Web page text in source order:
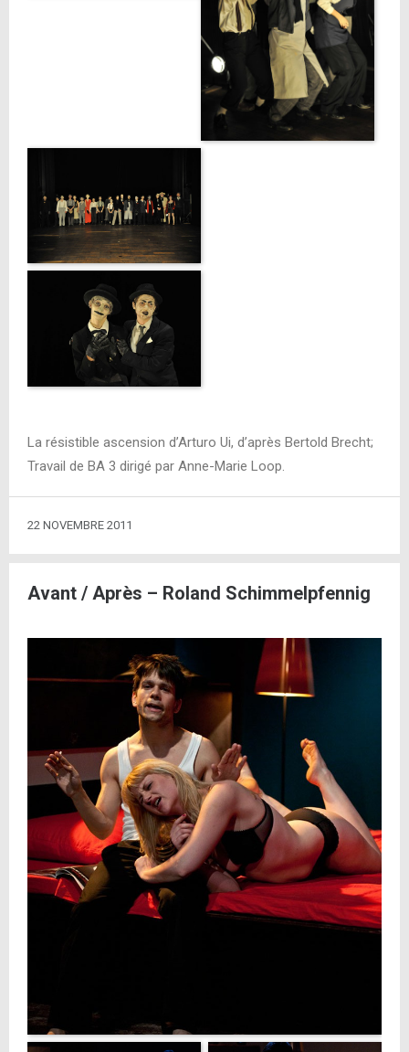
La résistible ascension d’Arturo Ui, d’après Bertold Brecht;
Travail de BA 3 dirigé par Anne-Marie Loop.
22 NOVEMBRE 2011
Avant / Après – Roland Schimmelpfennig